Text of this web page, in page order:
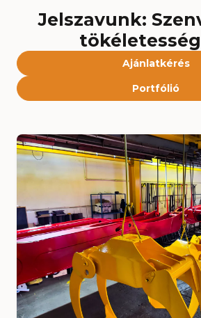
Jelszavunk:
Ajánlatkérés
Portfólió